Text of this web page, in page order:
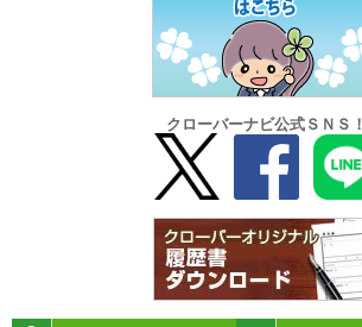
クローバーナビ公式ＳＮＳ！